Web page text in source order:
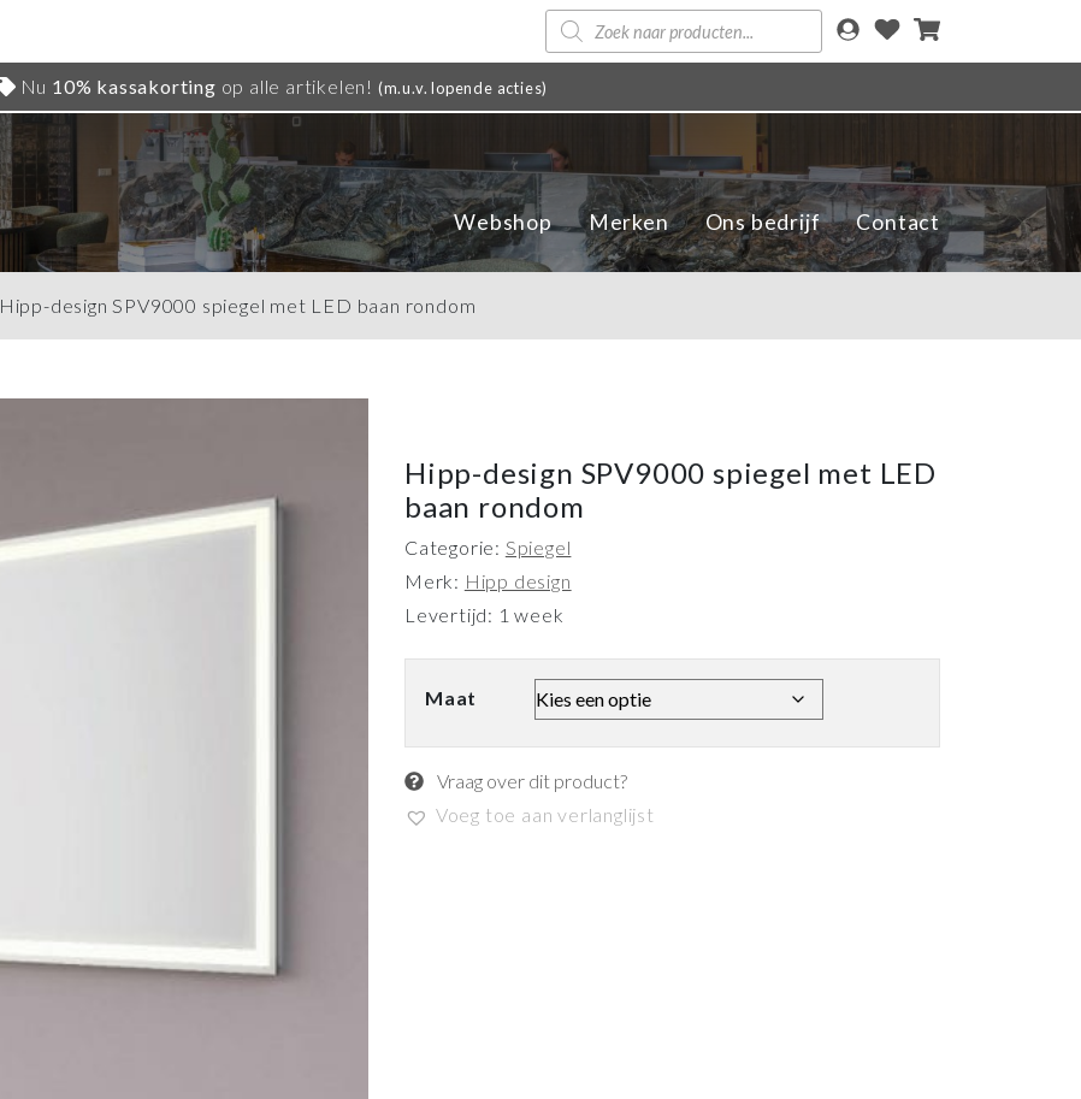
Producten
zoeken
Nu 10% kassakorting op alle artikelen! (m.u.v. lopende acties)
Webshop Merken Ons bedrijf Contact
Hipp-design SPV9000 spiegel met LED baan rondom
Hipp-design SPV9000 spiegel met LED
baan rondom
Categorie: Spiegel
Merk: Hipp design
Levertijd: 1 week
Maat
Vraag over dit product?
Voeg toe aan verlanglijst